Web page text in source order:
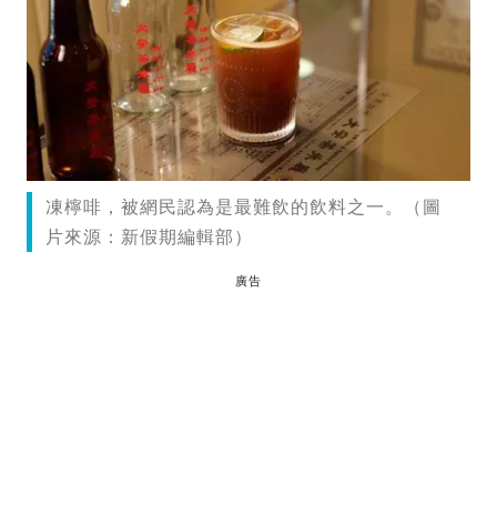
凍檸啡，被網民認為是最難飲的飲料之一。（圖
片來源：新假期編輯部）
廣告